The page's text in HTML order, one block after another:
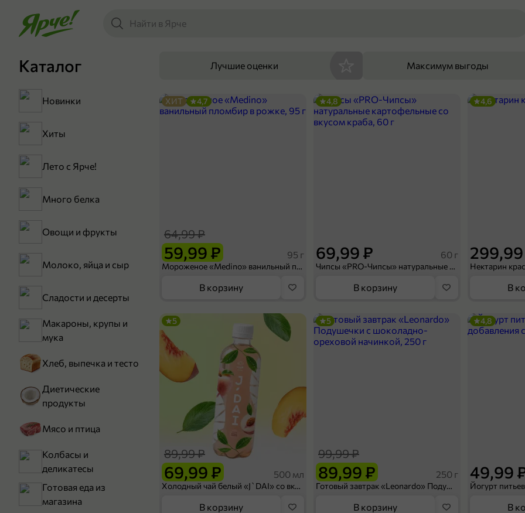
Каталог
Новинки
Хиты
Лето с Ярче!
Много белка
Овощи и фрукты
Молоко, яйца и сыр
Сладости и десерты
Макароны, крупы и
мука
Хлеб, выпечка и тесто
Диетические
продукты
Мясо и птица
Колбасы и
деликатесы
Готовая еда из
магазина
Лучшие оценки Максимум выгоды
59,99 ₽
64,99 ₽
95 г
Мороженое «Medino» ванильный пломбир в рожке, 95 г
ХИТ 4,7
В корзину
69,99 ₽ 60 г
Чипсы «PRO-Чипсы» натуральные картофельные со вкусом краба, 60 г
4,8
В корзину
Нектарин
4,6
В
69,99 ₽
89,99 ₽
500 мл
Холодный чай белый «J`DAI» со вкусом белого персика, 500 мл
5
В корзину
89,99 ₽
99,99 ₽
250 г
Готовый завтрак «Leonardo» Подушечки с шоколадно-ореховой начинкой, 250 г
5
В корзину
49,99
4,8
В